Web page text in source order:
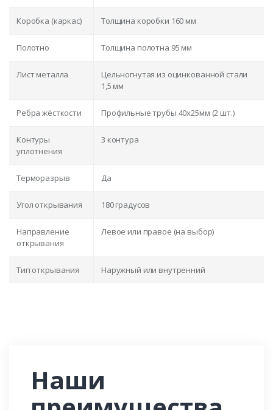
Коробка (каркас) Толщина коробки 160 мм
Полотно Толщина полотна 95 мм
Лист металла
Цельногнутая из оцинкованной стали
1,5 мм
Ребра жёсткости Профильные трубы 40х25мм (2 шт.)
Контуры
уплотнения
3 контура
Терморазрыв Да
Угол открывания 180 градусов
Направление
открывания
Левое или правое (на выбор)
Тип открывания Наружный или внутренний
Наши